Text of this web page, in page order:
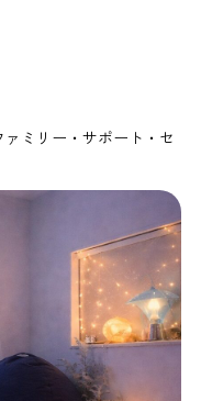
ミリー・サポート・セ